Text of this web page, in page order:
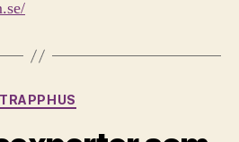
Kategorier
TRAPPHUS